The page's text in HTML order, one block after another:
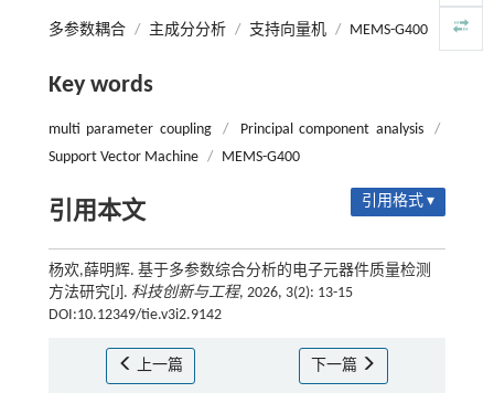
多参数耦合 / 主成分分析 / 支持向量机 / MEMS-G400
Key words
multi parameter coupling / Principal component analysis
/
Support Vector Machine / MEMS-G400
引用本文 引用格式 ▾
杨欢,薛明辉. 基于多参数综合分析的电子元器件质量检测
方法研究[J]. 科技创新与工程, 2026, 3(2): 13-15
DOI:10.12349/tie.v3i2.9142
上一篇 下一篇